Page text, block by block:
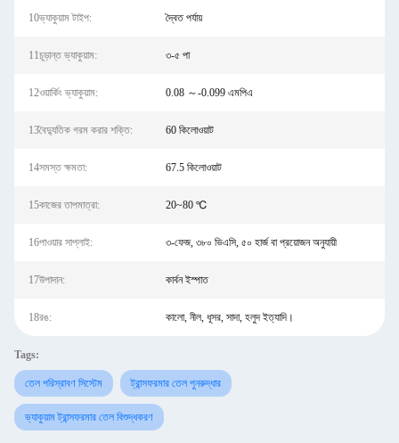
10ভ্যাকুয়াম টাইপ: দ্বৈত পর্যায়
11চূড়ান্ত ভ্যাকুয়াম: ৩-৫ পা
12ওয়ার্কিং ভ্যাকুয়াম: 0.08 ～-0.099 এমপিএ
13বৈদ্যুতিক গরম করার শক্তি: 60 কিলোওয়াট
14সমস্ত ক্ষমতা: 67.5 কিলোওয়াট
15কাজের তাপমাত্রা: 20~80 ℃
16পাওয়ার সাপ্লাই: ৩-ফেজ, ৩৮০ ভিএসি, ৫০ হার্জ বা প্রয়োজন অনুযায়ী
17উপাদান: কার্বন ইস্পাত
18রঙ: কালো, নীল, ধূসর, সাদা, হলুদ ইত্যাদি।
Tags:
তেল পরিস্রাবণ সিস্টেম ট্রান্সফরমার তেল পুনরুদ্ধার
ভ্যাকুয়াম ট্রান্সফরমার তেল বিশুদ্ধকরণ